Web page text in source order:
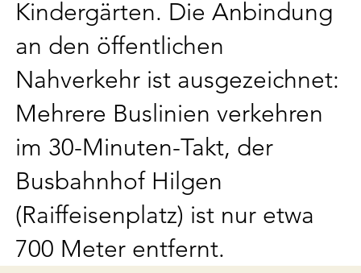
Kindergärten. Die Anbindung
an den öffentlichen
Nahverkehr ist ausgezeichnet:
Mehrere Buslinien verkehren
im 30-Minuten-Takt, der
Busbahnhof Hilgen
(Raiffeisenplatz) ist nur etwa
700 Meter entfernt.